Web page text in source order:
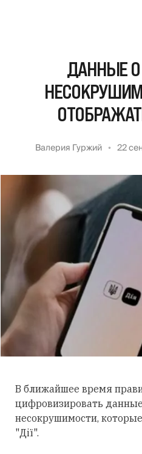
ДАННЫЕ О
Валерия Гуржий 22
В ближайшее время
цифровизировать
несокрушимости,
"Дії".